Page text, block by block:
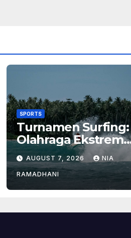
SPORTS
Turnamen Surfing:
Olahraga Ekstrem
dengan Hadiah
Besar
AUGUST 7, 2026 NIA
RAMADHANI